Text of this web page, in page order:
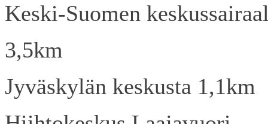
Keski-Suomen
3,5km
Jyväskylän keskusta 1,1km